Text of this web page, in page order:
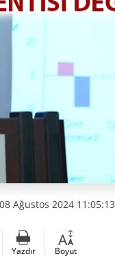
08 Ağustos 2024 11:05:13
Yazdır Boyut